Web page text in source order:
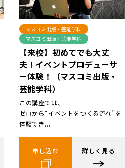
マスコミ出版・芸能学科
マスコミ出版・芸能学科
【来校】初めてでも大丈
夫！イベントプロデューサ
ー体験！（マスコミ出版・
芸能学科）
この講座では、
ゼロから“イベントをつくる流れ”を
体験でき...
申し込む 詳しく見る